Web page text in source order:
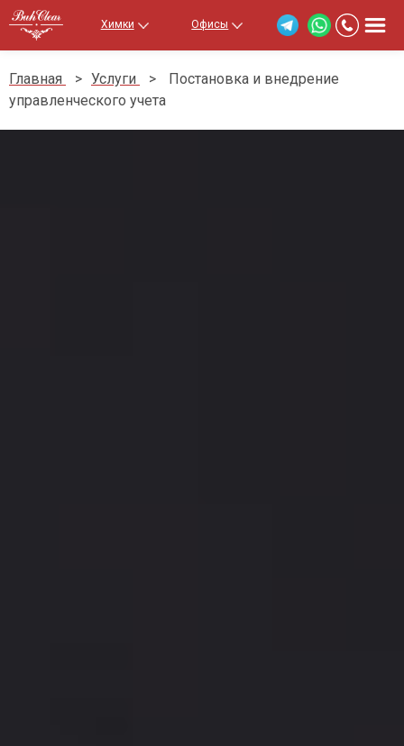
Химки Офисы
Главная > Услуги >
Постановка и внедрение
управленческого учета